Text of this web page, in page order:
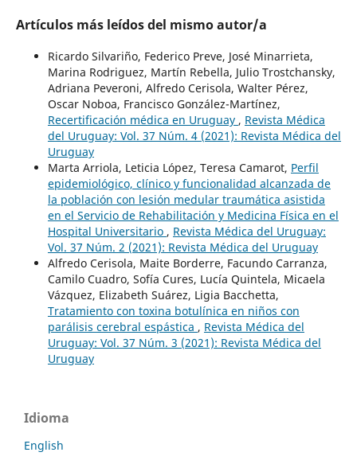
Artículos más leídos del mismo autor/a
Ricardo Silvariño, Federico Preve, José Minarrieta,
Marina Rodriguez, Martín Rebella, Julio Trostchansky,
Adriana Peveroni, Alfredo Cerisola, Walter Pérez,
Oscar Noboa, Francisco González-Martínez,
Recertificación médica en Uruguay , Revista Médica
del Uruguay: Vol. 37 Núm. 4 (2021): Revista Médica del
Uruguay
Marta Arriola, Leticia López, Teresa Camarot, Perfil
epidemiológico, clínico y funcionalidad alcanzada de
la población con lesión medular traumática asistida
en el Servicio de Rehabilitación y Medicina Física en el
Hospital Universitario , Revista Médica del Uruguay:
Vol. 37 Núm. 2 (2021): Revista Médica del Uruguay
Alfredo Cerisola, Maite Borderre, Facundo Carranza,
Camilo Cuadro, Sofía Cures, Lucía Quintela, Micaela
Vázquez, Elizabeth Suárez, Ligia Bacchetta,
Tratamiento con toxina botulínica en niños con
parálisis cerebral espástica , Revista Médica del
Uruguay: Vol. 37 Núm. 3 (2021): Revista Médica del
Uruguay
Idioma
English